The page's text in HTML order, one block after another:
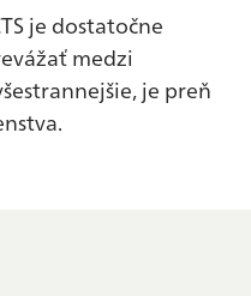
je dostatočne
medzi
je preň